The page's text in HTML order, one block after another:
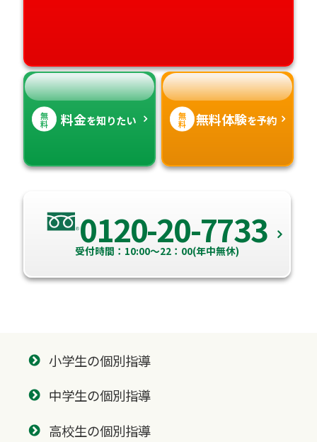
高知県
沖縄県
無
料 料金を知りたい 無
料 無料体験を予約
0120-20-7733
受付時間：10:00～22：00(年中無休)
小学生の個別指導
中学生の個別指導
高校生の個別指導